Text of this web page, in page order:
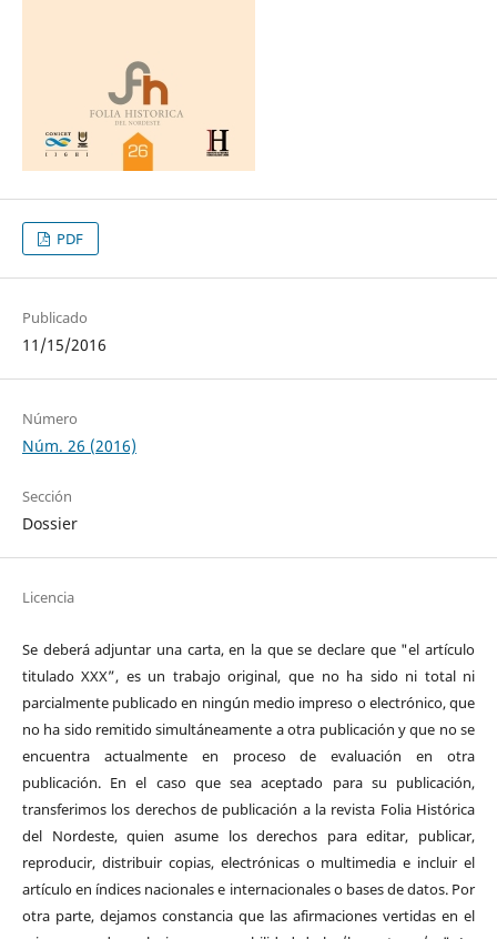
PDF
Publicado
11/15/2016
Número
Núm. 26 (2016)
Sección
Dossier
Licencia
Se deberá adjuntar una carta, en la que se declare que "el artículo
titulado XXX”, es un trabajo original, que no ha sido ni total ni
parcialmente publicado en ningún medio impreso o electrónico, que
no ha sido remitido simultáneamente a otra publicación y que no se
encuentra actualmente en proceso de evaluación en otra
publicación. En el caso que sea aceptado para su publicación,
transferimos los derechos de publicación a la revista Folia Histórica
del Nordeste, quien asume los derechos para editar, publicar,
reproducir, distribuir copias, electrónicas o multimedia e incluir el
artículo en índices nacionales e internacionales o bases de datos. Por
otra parte, dejamos constancia que las afirmaciones vertidas en el